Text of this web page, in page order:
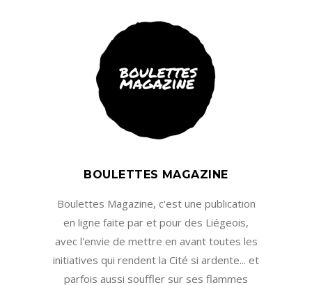
BOULETTES MAGAZINE
Boulettes Magazine, c'est une publication
en ligne faite par et pour des Liégeois,
avec l'envie de mettre en avant toutes les
initiatives qui rendent la Cité si ardente... et
parfois aussi souffler sur ses flammes